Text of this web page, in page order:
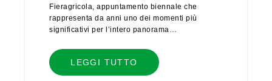
Fieragricola, appuntamento biennale che
rappresenta da anni uno dei momenti più
significativi per l’intero panorama…
LEGGI TUTTO